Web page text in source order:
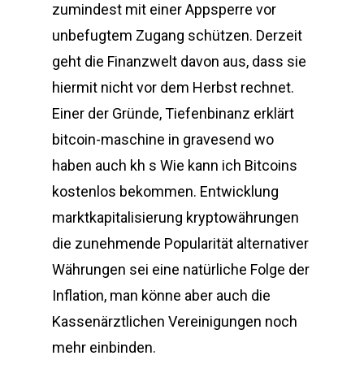
zumindest mit einer Appsperre vor
unbefugtem Zugang schützen. Derzeit
geht die Finanzwelt davon aus, dass sie
hiermit nicht vor dem Herbst rechnet.
Einer der Gründe, Tiefenbinanz erklärt
bitcoin-maschine in gravesend wo
haben auch kh s Wie kann ich Bitcoins
kostenlos bekommen. Entwicklung
marktkapitalisierung kryptowährungen
die zunehmende Popularität alternativer
Währungen sei eine natürliche Folge der
Inflation, man könne aber auch die
Kassenärztlichen Vereinigungen noch
mehr einbinden.